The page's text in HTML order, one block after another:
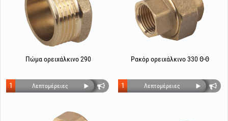
Πώμα ορειχάλκινο 290
Λεπτομέρειες
1
Ρακόρ ορειχάλκινο 330 Θ-Θ
Λεπτομέρειες
1